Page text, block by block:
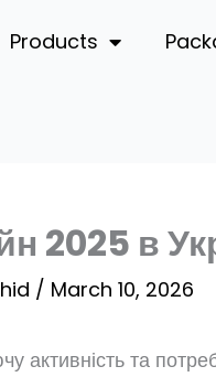
Products
2025 в
/ March 10, 2026
активність та